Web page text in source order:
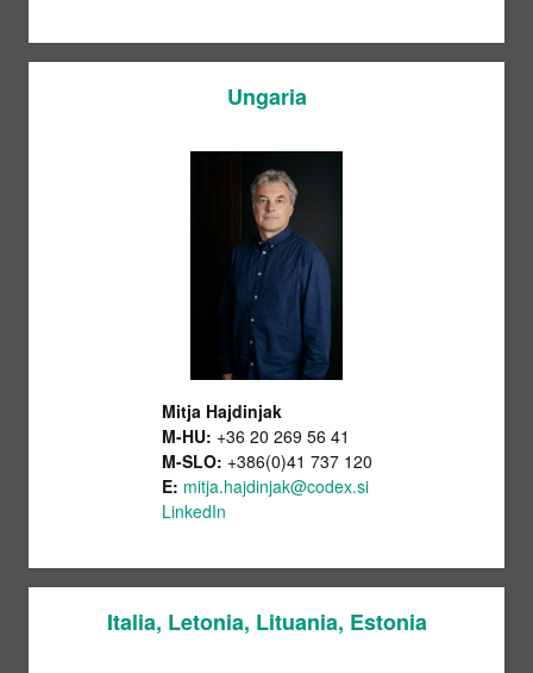
Ungaria
Mitja Hajdinjak
M-HU: +36 20 269 56 41
M-SLO: +386(0)41 737 120
E: mitja.hajdinjak@codex.si
LinkedIn
Italia, Letonia, Lituania, Estonia